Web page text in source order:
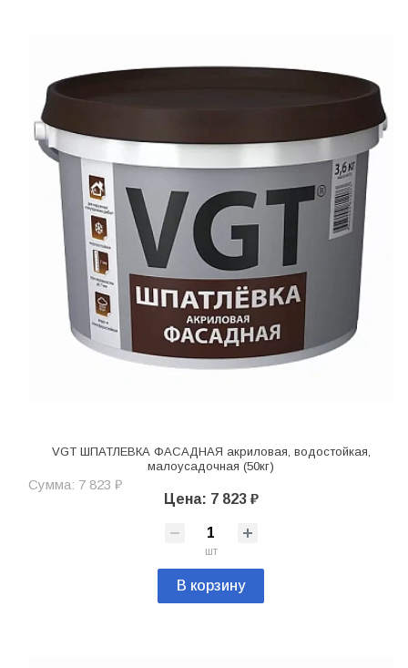
VGT ШПАТЛЕВКА ФАСАДНАЯ акриловая, водостойкая,
малоусадочная (50кг)
Сумма: 7 823 ₽
Цена: 7 823 ₽
шт
В корзину